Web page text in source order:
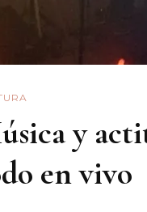
y
en vivo